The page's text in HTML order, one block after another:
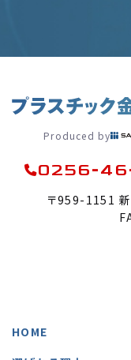
Produced by
0256-
〒959-1151
HOME